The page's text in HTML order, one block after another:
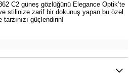
C2 güneş gözlüğünü Elegance Optik’te
stilinize zarif bir dokunuş yapan bu özel
güçlendirin!